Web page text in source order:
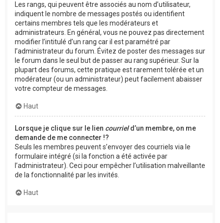
Les rangs, qui peuvent être associés au nom d’utilisateur,
indiquent le nombre de messages postés ou identifient
certains membres tels que les modérateurs et
administrateurs. En général, vous ne pouvez pas directement
modifier l’intitulé d’un rang car il est paramétré par
l’administrateur du forum. Évitez de poster des messages sur
le forum dans le seul but de passer au rang supérieur. Sur la
plupart des forums, cette pratique est rarement tolérée et un
modérateur (ou un administrateur) peut facilement abaisser
votre compteur de messages.
Haut
Lorsque je clique sur le lien courrield’un membre, on me
demande de me connecter !?
Seuls les membres peuvent s’envoyer des courriels via le
formulaire intégré (si la fonction a été activée par
l’administrateur). Ceci pour empêcher l’utilisation malveillante
de la fonctionnalité par les invités.
Haut